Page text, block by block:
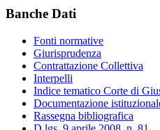
Banche Dati
Fonti normative
Giurisprudenza
Contrattazione Collettiva
Interpelli
Indice tematico Corte di
Documentazione
Rassegna bibliografica